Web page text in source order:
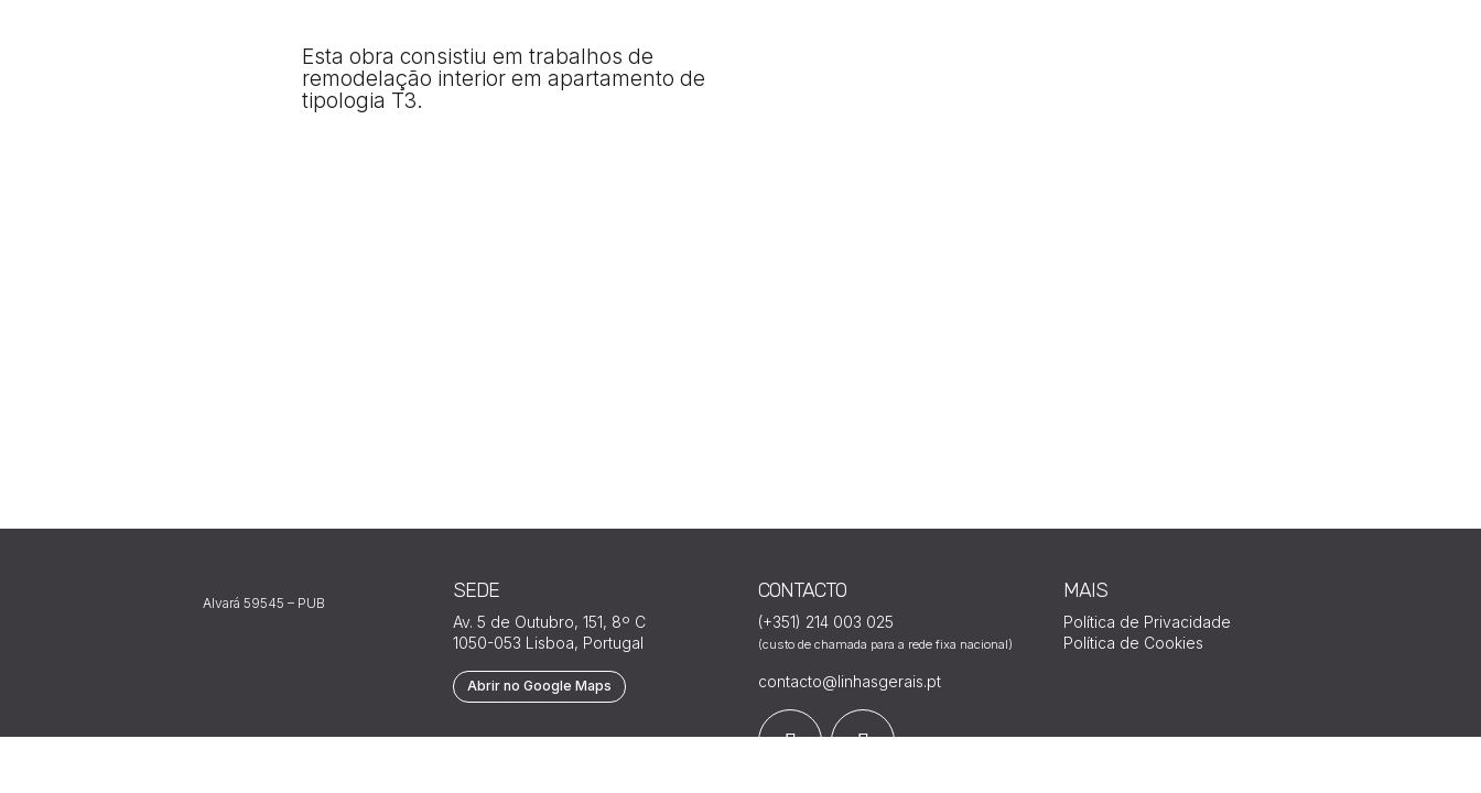
Esta obra consistiu em trabalhos de
remodelação interior em apartamento de
tipologia T3.
Alvará 59545 – PUB
SEDE
Av. 5 de Outubro, 151, 8º C
1050-053 Lisboa, Portugal
Abrir no Google Maps
CONTACTO
(+351) 214 003 025
(custo de chamada para a rede fixa nacional)
contacto@linhasgerais.pt
MAIS
Política de Privacidade
Política de Cookies